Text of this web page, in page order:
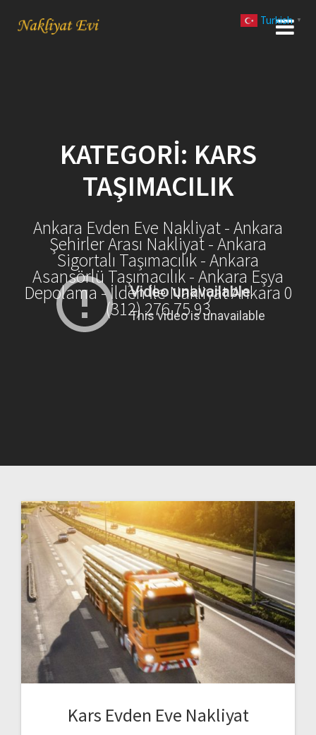
KATEGORI: KARS
TAŞIMACILIK
Ankara Evden Eve Nakliyat - Ankara
Şehirler Arası Nakliyat - Ankara
Sigortalı Taşımacılık - Ankara
Asansörlü Taşımacılık - Ankara Eşya
Depolama - İlden İle Nakliyat Ankara 0
(312) 276 75 93
Kars Evden Eve Nakliyat
Turkish ▼